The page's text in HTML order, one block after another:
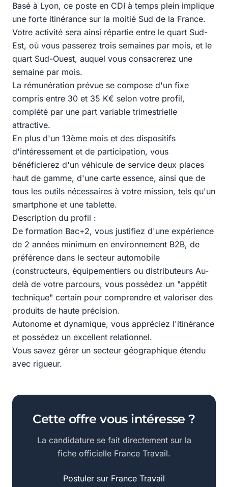
Basé à Lyon, ce poste en CDI à temps plein implique
une forte itinérance sur la moitié Sud de la France.
Votre activité sera ainsi répartie entre le quart Sud-
Est, où vous passerez trois semaines par mois, et le
quart Sud-Ouest, auquel vous consacrerez une
semaine par mois.
La rémunération prévue se compose d'un fixe
compris entre 30 et 35 K€ selon votre profil,
complété par une part variable trimestrielle
attractive.
En plus d'un 13ème mois et des dispositifs
d'intéressement et de participation, vous
bénéficierez d'un véhicule de service deux places
haut de gamme, d'une carte essence, ainsi que de
tous les outils nécessaires à votre mission, tels qu'un
smartphone et une tablette.
Description du profil :
De formation Bac+2, vous justifiez d'une expérience
de 2 années minimum en environnement B2B, de
préférence dans le secteur automobile
(constructeurs, équipementiers ou distributeurs Au-
delà de votre parcours, vous possédez un "appétit
technique" certain pour comprendre et valoriser des
produits de haute précision.
Autonome et dynamique, vous appréciez l'itinérance
et possédez un excellent relationnel.
Vous savez gérer un secteur géographique étendu
avec rigueur.
Cette offre vous intéresse ?
La candidature se fait directement sur la
fiche officielle France Travail.
Postuler sur France Travail